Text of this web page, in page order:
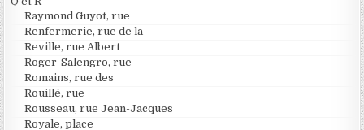
Raymond Guyot, rue
Renfermerie, rue de la
Reville, rue Albert
Roger-Salengro, rue
Romains, rue des
Rouillé, rue
Rousseau, rue Jean-Jacques
Royale, place